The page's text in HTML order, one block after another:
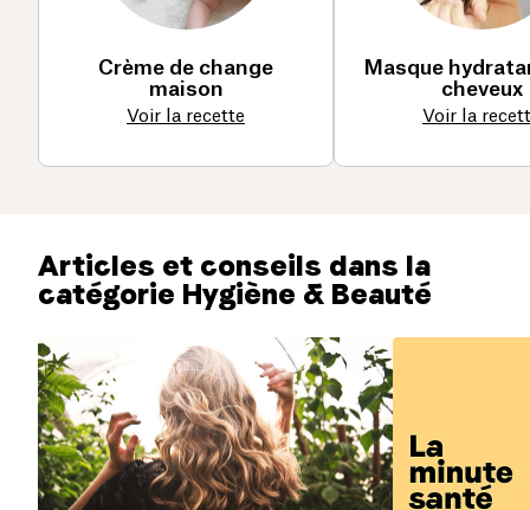
Crème de change
maison
Voir la recette
Masque
cheveux
Voir la
Articles et conseils dans la
catégorie Hygiène & Beauté